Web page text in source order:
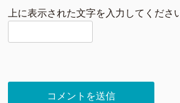
上に表示された文字を入力してくださ